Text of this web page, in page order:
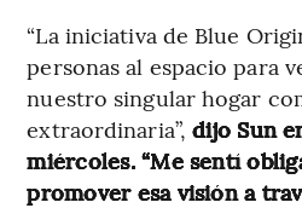
“La iniciativa de Blue
personas al espacio para
nuestro singular hogar
extraordinaria”,dijo Sun
miércoles. “Me sentí
promover esa visión a